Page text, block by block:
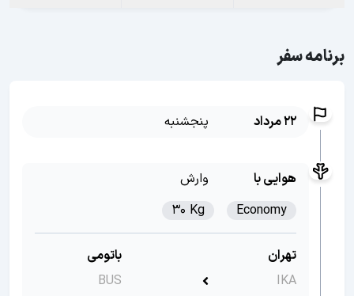
برنامه سفر
22 مرداد پنجشنبه
هوایی با
وارش
Economy
30 Kg
تهران
IKA
باتومی
BUS